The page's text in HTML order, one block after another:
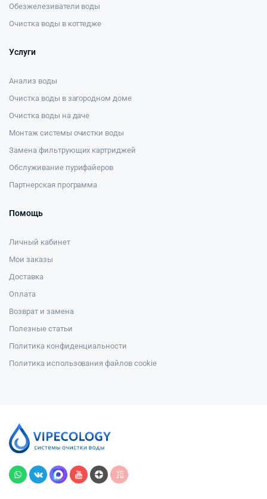
Обезжелезиватели воды
Очистка воды в коттедже
Услуги
Анализ воды
Очистка воды в загородном доме
Очистка воды на даче
Монтаж системы очистки воды
Замена фильтрующих картриджей
Обслуживание пурифайеров
Партнерская программа
Помощь
Личный кабинет
Мои заказы
Доставка
Оплата
Возврат и замена
Полезные статьи
Политика конфиденциальности
Политика использования файлов cookie